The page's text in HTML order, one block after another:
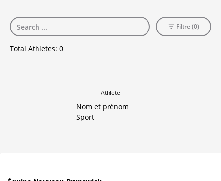
Total Athletes: 0
Filtre (0)
Athlète
Nom et prénom
Sport